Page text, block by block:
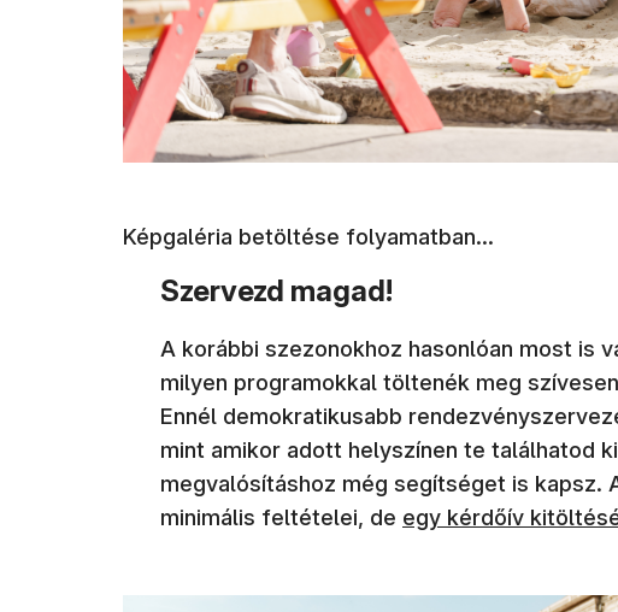
Képgaléria betöltése folyamatban...
Szervezd magad!
A korábbi szezonokhoz hasonlóan most is
milyen programokkal töltenék meg
Ennél demokratikusabb
mint amikor adott helyszínen te találhatod
megvalósításhoz még segítséget is kapsz.
minimális feltételei, de egy kérdőív